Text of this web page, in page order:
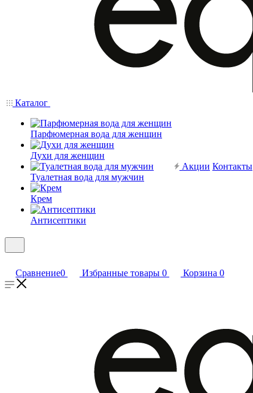
Каталог
Парфюмерная вода для женщин
Духи для женщин
Туалетная вода для мужчин
Крем
Антисептики
Акции Контакты
Сравнение0 Избранные товары 0 Корзина 0